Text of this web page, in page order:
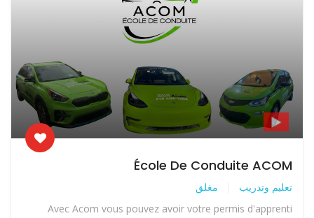
École De Conduite ACOM
تعليم وتدريب مغلق
Avec Acom vous pouvez avoir votre permis d'apprenti